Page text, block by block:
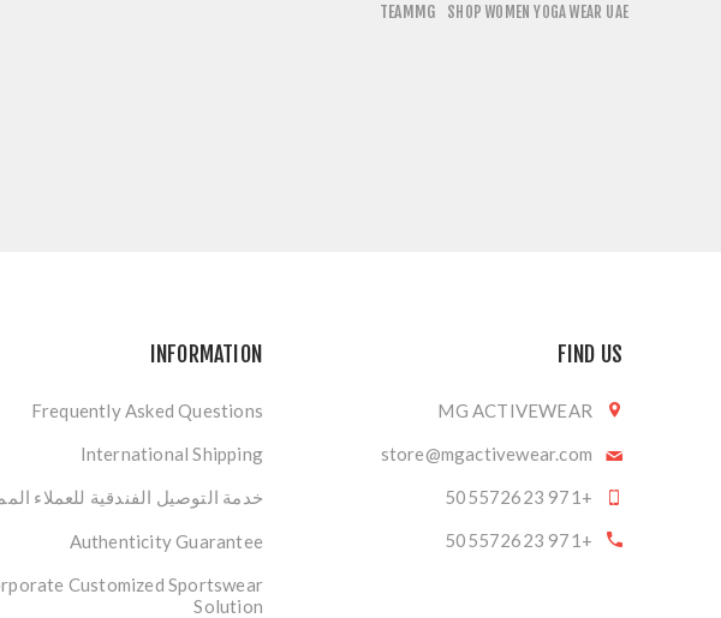
SHOP WOMEN YOGA WEAR UAE
TEAMMG
FIND US
MG ACTIVEWEAR
store@mgactivewear.com
+971 505572623
+971 505572623
INFORMATION
Frequently Asked Questions
International Shipping
خدمة التوصيل الفندقية للعملاء
Authenticity Guarantee
Customized Sportswear
Solution